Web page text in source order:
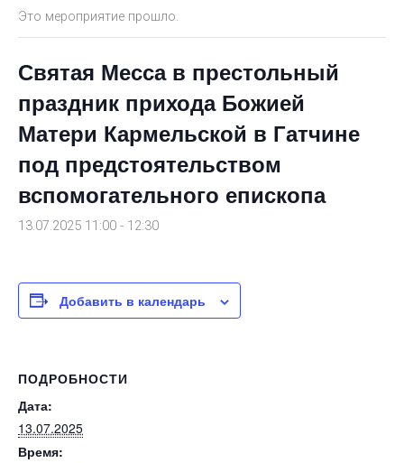
Это мероприятие прошло.
Святая Месса в престольный
праздник прихода Божией
Матери Кармельской в Гатчине
под предстоятельством
вспомогательного епископа
13.07.2025 11:00 - 12:30
Добавить в календарь
ПОДРОБНОСТИ
Дата:
13.07.2025
Время: